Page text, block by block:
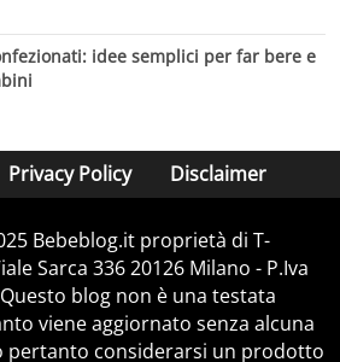
idee semplici per far bere e
Privacy Policy Disclaimer
Bebeblog.it proprietà di T-
Sarca 336 20126 Milano - P.Iva
blog non è una testata
viene aggiornato senza alcuna
pertanto considerarsi un prodotto